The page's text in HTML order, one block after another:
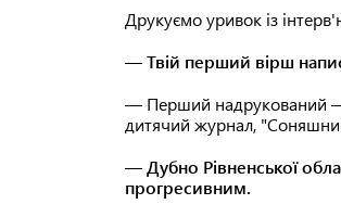
Друкуємо уривок із
— Твій перший вірш
— Перший надрукований —
дитячий журнал,
— Дубно Рівненської
прогресивним.